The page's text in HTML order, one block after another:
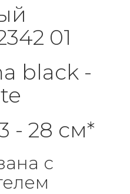
01
black -
- 28 см*
с